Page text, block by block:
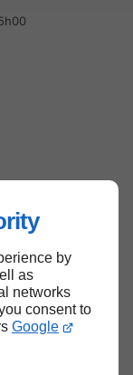
by
as
networks
consent to
Google